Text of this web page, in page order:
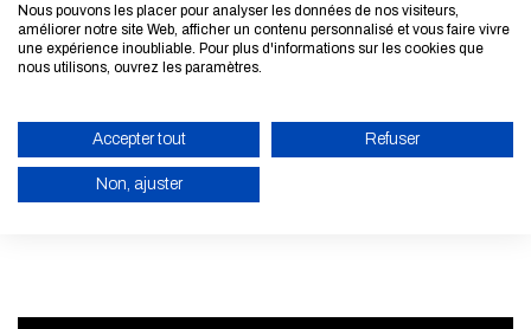
S'inscrire à la newsletter
Nous pouvons les placer pour analyser les données de nos visiteurs,
améliorer notre site Web, afficher un contenu personnalisé et vous faire vivre
une expérience inoubliable. Pour plus d'informations sur les cookies que
nous utilisons, ouvrez les paramètres.
Accepter tout Refuser
Non, ajuster